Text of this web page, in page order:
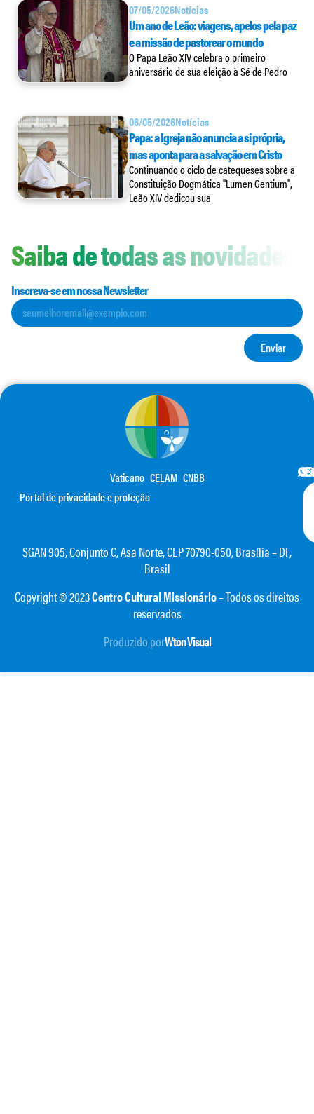
07/05/2026Notícias
Um ano de Leão: viagens, apelos pela paz
e a missão de pastorear o mundo
O Papa Leão XIV celebra o primeiro
aniversário de sua eleição à Sé de Pedro
06/05/2026Notícias
Papa: a Igreja não anuncia a si própria,
mas aponta para a salvação em Cristo
Continuando o ciclo de catequeses sobre a
Constituição Dogmática "Lumen Gentium",
Leão XIV dedicou sua
Saiba de todas as novidades
Inscreva-se em nossa Newsletter
Enviar
Vaticano CELAM CNBB
Portal de privacidade e proteção
SGAN 905, Conjunto C, Asa Norte, CEP 70790-050, Brasília – DF,
Brasil
Copyright © 2023Centro Cultural Missionário– Todos os direitos
reservados
Produzido porWton Visual